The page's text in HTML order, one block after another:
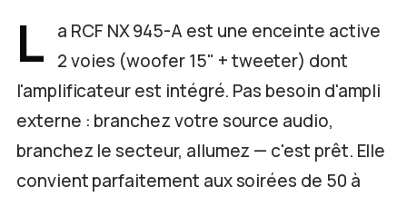
L
a RCF NX 945-A est une enceinte active
2 voies (woofer 15" + tweeter) dont
l'amplificateur est intégré. Pas besoin d'ampli
externe : branchez votre source audio,
branchez le secteur, allumez — c'est prêt. Elle
convient parfaitement aux soirées de 50 à